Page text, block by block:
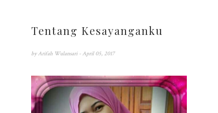
Tentang Kesayanganku
by Arifah Wulansari - April 05, 2017